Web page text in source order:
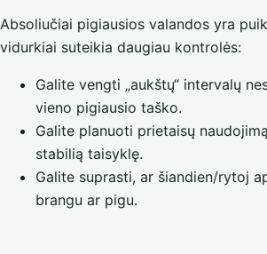
Absoliučiai pigiausios valandos yra
vidurkiai suteikia daugiau kontrolės:
Galite vengti „aukštų“ intervalų
vieno pigiausio taško.
Galite planuoti prietaisų
stabilią taisyklę.
Galite suprasti, ar šiandien/rytoj
brangu ar pigu.